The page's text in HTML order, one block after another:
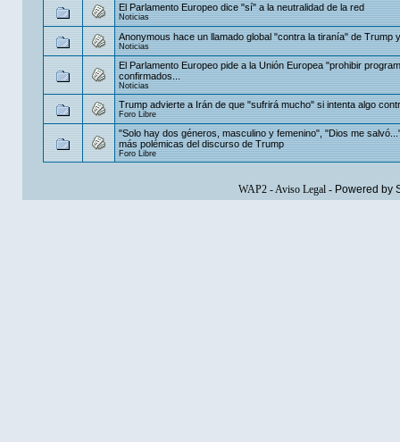
El Parlamento Europeo dice "sí" a la neutralidad de la red
Noticias
Anonymous hace un llamado global "contra la tiranía" de Trump
Noticias
El Parlamento Europeo pide a la Unión Europea "prohibir
confirmados...
Noticias
Trump advierte a Irán de que "sufrirá mucho" si intenta algo
Foro Libre
"Solo hay dos géneros, masculino y femenino", "Dios me
más polémicas del discurso de Trump
Foro Libre
WAP2-Aviso Legal- Powered by